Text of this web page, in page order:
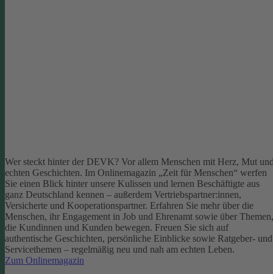
Wer steckt hinter der DEVK? Vor allem Menschen mit Herz, Mut
echten Geschichten. Im Onlinemagazin „Zeit für Menschen“ werfen
Sie einen Blick hinter unsere Kulissen und lernen Beschäftigte aus
ganz Deutschland kennen – außerdem Vertriebspartner:innen,
Versicherte und Kooperationspartner. Erfahren Sie mehr über die
Menschen, ihr Engagement in Job und Ehrenamt sowie über Themen,
die Kundinnen und Kunden bewegen. Freuen Sie sich auf
authentische Geschichten, persönliche Einblicke sowie Ratgeber- und
Servicethemen – regelmäßig neu und nah am echten Leben.
Zum Onlinemagazin